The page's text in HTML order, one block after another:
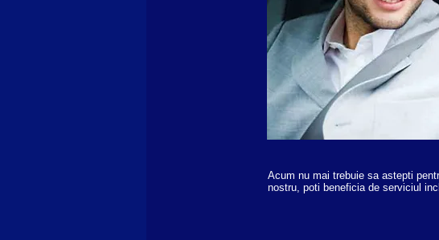
Acum nu mai trebuie sa astepti
nostru, poti beneficia de serviciul